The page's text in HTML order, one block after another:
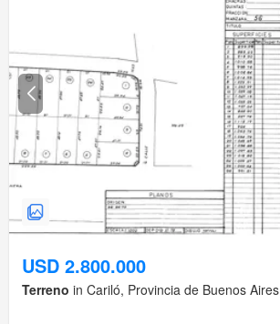
USD 2.800.000
Terreno in Cariló, Provincia de Buenos Aires